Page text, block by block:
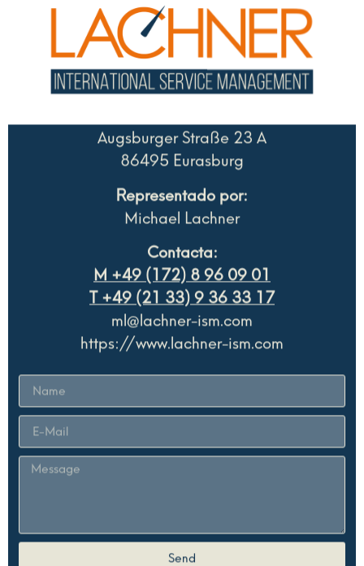
86495 Eurasburg
Representado por:
Michael Lachner
Contacta:
M +49 (172) 8 96 09 01
T +49 (21 33) 9 36 33 17
ml@lachner-ism.com
https://www.lachner-ism.com